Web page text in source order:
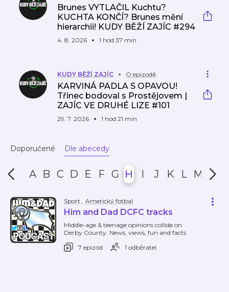
Brunes VYTLAČIL Kuchtu?
KUCHTA KONČÍ? Brunes mění
hierarchii! KUDY BĚŽÍ ZAJÍC #294
4. 8. 2026 1 hod 37 min
KUDY BĚŽÍ ZAJÍC O epizodě
KARVINÁ PADLA S OPAVOU!
Třinec bodoval s Prostějovem |
ZAJÍC VE DRUHÉ LIZE #101
29. 7. 2026 1 hod 21 min
Doporučené Dle abecedy
A B C D E F G H I J K L M N
Sport , Americký fotbal
Him and Dad DCFC tracks
Middle-age & teenage opinions collide on
Derby County. News, views, fun and facts
7 epizod
1 odběratel